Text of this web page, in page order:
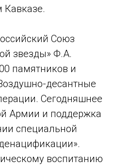
Кавказе.
Союз
звезды» Ф.А.
памятников и
десантные
Сегодняшнее
Армии и поддержка
специальной
воспитанию